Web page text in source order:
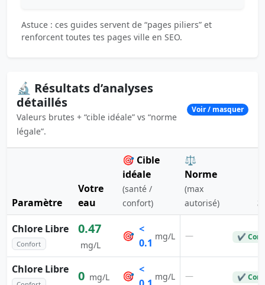
Astuce : ces guides servent de “pages piliers” et
renforcent toutes tes pages ville en SEO.
🔬 Résultats d’analyses
détaillés
Valeurs brutes + “cible idéale” vs “norme
légale”.
Voir / masquer
Paramètre
Votre
eau
🎯 Cible
idéale
(santé /
confort)
⚖️
Norme
(max
autorisé)
Chlore Libre
Confort
0.47
mg/L
🎯
<
0.1
mg/L — ✔
Chlore Libre 0 mg/L 🎯
<
mg/L — ✔